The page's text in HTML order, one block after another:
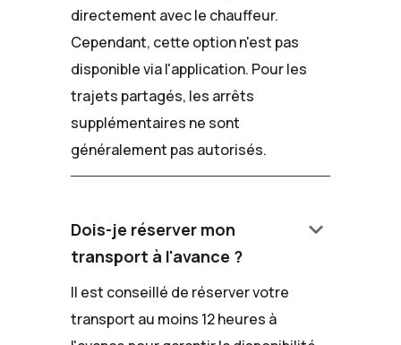
directement avec le chauffeur.
Cependant, cette option n'est pas
disponible via l'application. Pour les
trajets partagés, les arrêts
supplémentaires ne sont
généralement pas autorisés.
Dois-je réserver mon
transport à l'avance ?
keyboard_arrow_down
Il est conseillé de réserver votre
transport au moins 12 heures à